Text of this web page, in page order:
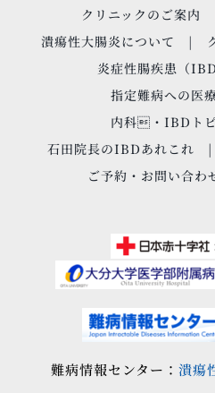
クリニックのご案内
潰瘍性大腸炎について
炎症性腸疾患（
指定難病への医
内科・IBDト
石田院長のIBDあれこれ
ご予約・お問い合わ
難病情報センター： 潰瘍